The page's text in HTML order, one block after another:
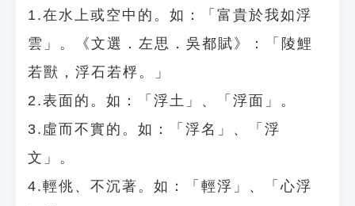
1.在水上或空中的。如：「富貴於我如浮
雲」。《文選．左思．吳都賦》：「陵鯉
若獸，浮石若桴。」
2.表面的。如：「浮土」、「浮面」。
3.虛而不實的。如：「浮名」、「浮
文」。
4.輕佻、不沉著。如：「輕浮」、「心浮